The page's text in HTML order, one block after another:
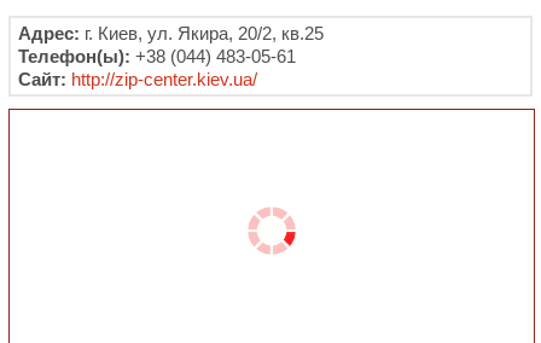
Адрес: г. Киев, ул. Якира, 20/2, кв.25
Телефон(ы): +38 (044) 483-05-61
Сайт: http://zip-center.kiev.ua/